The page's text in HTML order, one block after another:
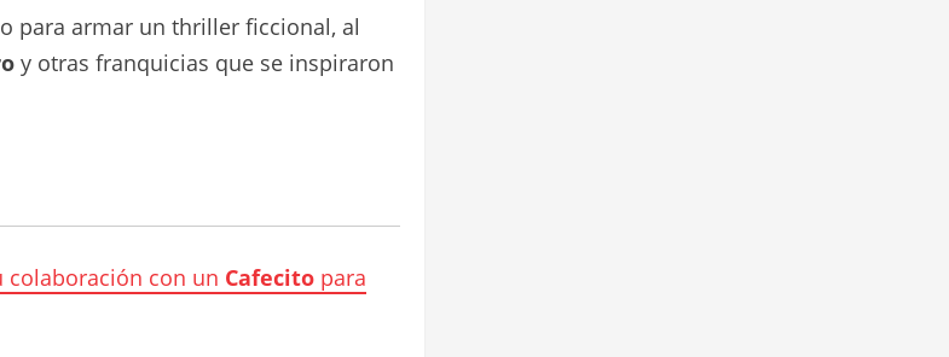
para armar un thriller ficcional, al
y otras franquicias que se inspiraron
colaboración con un Cafecito para